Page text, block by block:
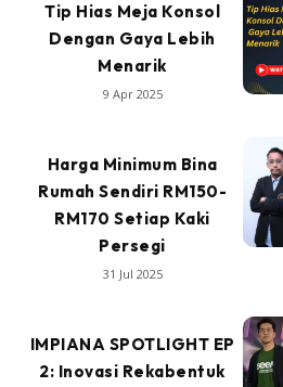
Tip Hias Meja Konsol
Dengan Gaya Lebih
Menarik
9 Apr 2025
Harga Minimum Bina
Rumah Sendiri RM150-
RM170 Setiap Kaki
Persegi
31 Jul 2025
IMPIANA SPOTLIGHT EP
2: Inovasi Rekabentuk